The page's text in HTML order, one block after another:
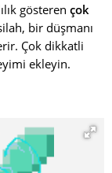
gösteren çok
bir düşmanı
Çok dikkatli
ekleyin.